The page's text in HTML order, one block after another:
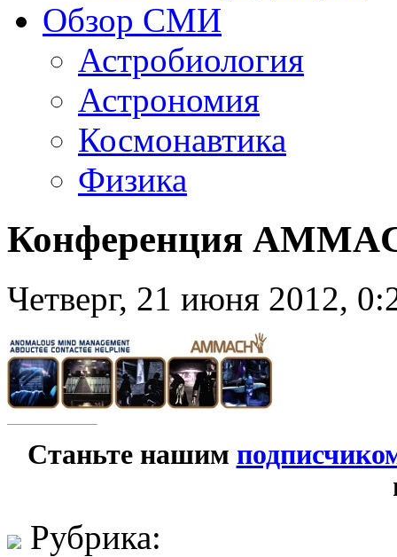
Обзор СМИ
Астробиология
Астрономия
Космонавтика
Физика
Конференция
Четверг, 21 июня 2012,
Станьте нашим
Рубрика: